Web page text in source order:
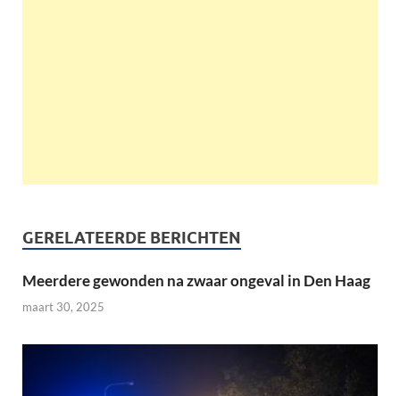
GERELATEERDE BERICHTEN
Meerdere gewonden na zwaar ongeval in Den Haag
maart 30, 2025